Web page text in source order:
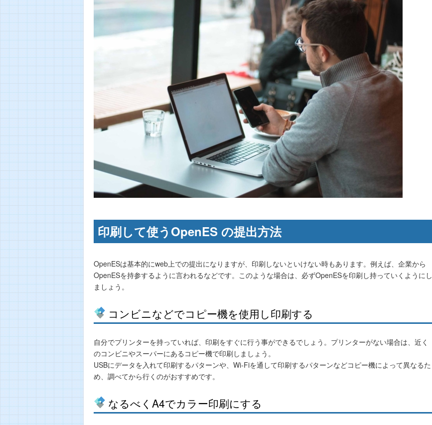
印刷して使うOpenES の提出方法
OpenESは基本的にweb上での提出になりますが、印刷しないといけない時もあります。例えば、企業から
OpenESを持参するように言われるなどです。このような場合は、必ずOpenESを印刷し持っていくようにし
ましょう。
コンビニなどでコピー機を使用し印刷する
自分でプリンターを持っていれば、印刷をすぐに行う事ができるでしょう。プリンターがない場合は、近く
のコンビニやスーパーにあるコピー機で印刷しましょう。
USBにデータを入れて印刷するパターンや、Wi-Fiを通して印刷するパターンなどコピー機によって異なるた
め、調べてから行くのがおすすめです。
なるべくA4でカラー印刷にする